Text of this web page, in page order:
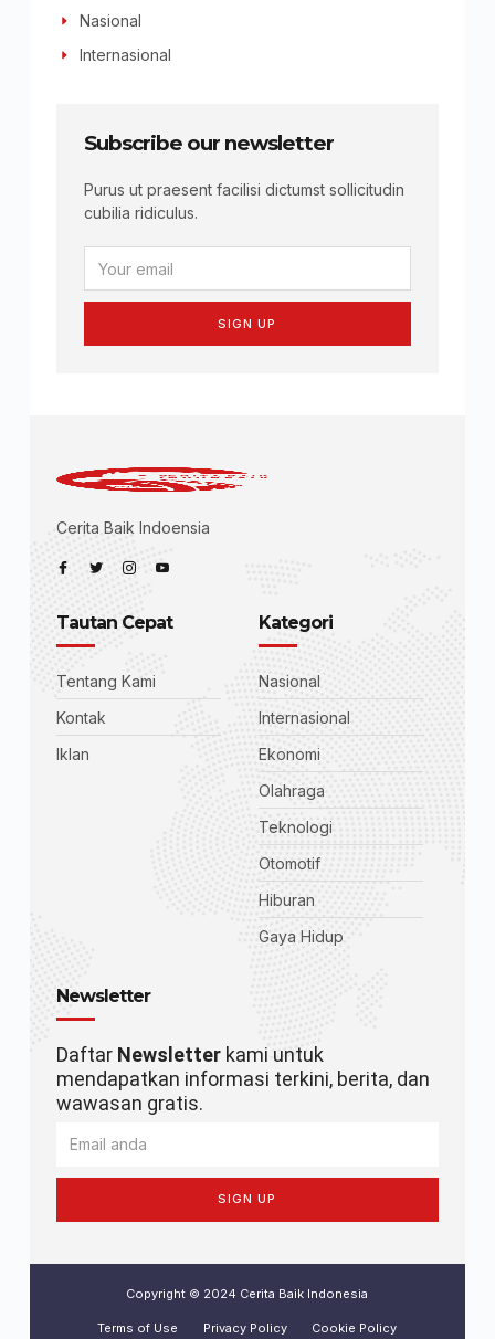
Nasional
Internasional
Subscribe our newsletter
Purus ut praesent facilisi dictumst sollicitudin
cubilia ridiculus.
SIGN UP
Cerita Baik Indoensia
Tautan Cepat
Tentang Kami
Kontak
Iklan
Kategori
Nasional
Internasional
Ekonomi
Olahraga
Teknologi
Otomotif
Hiburan
Gaya Hidup
Newsletter
Daftar Newsletterkami untuk
mendapatkan informasi terkini, berita, dan
wawasan gratis.
SIGN UP
Copyright © 2024 Cerita Baik Indonesia
Terms of Use Privacy Policy Cookie Policy